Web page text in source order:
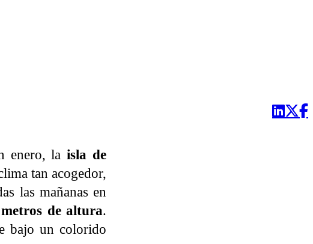
enero, laisla de
tan acogedor,
las mañanas en
de altura.
bajo un colorido